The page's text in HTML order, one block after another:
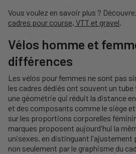
Vous voulez en savoir plus ?
cadres pour course, VTT et gravel.
Vélos homme et
différences
Les vélos pour femmes ne sont pas
les cadres dédiés ont souvent un
une géométrie qui réduit la distance
et des composants comme le siège
sur les proportions corporelles
marques proposent aujourd'hui la
unisexes, en distinguant l'ajustement
non seulement par le graphisme du